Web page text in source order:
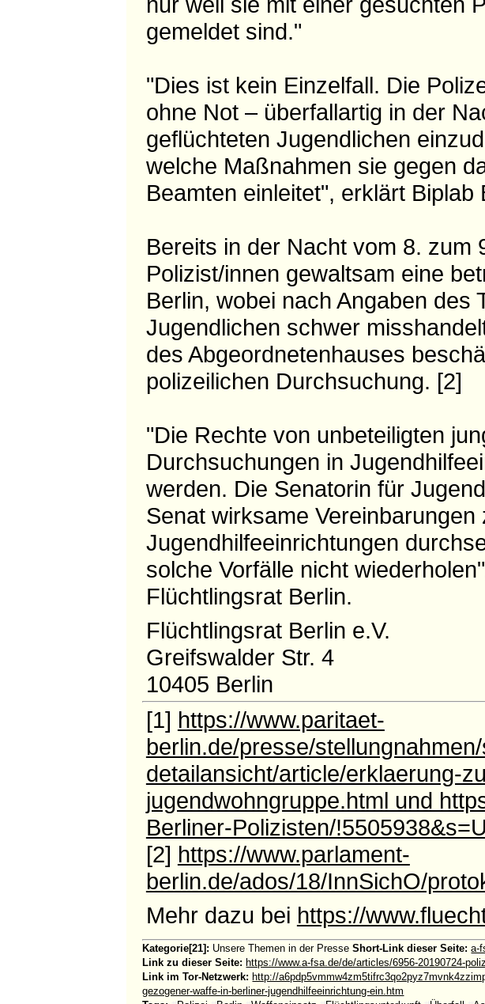
gemeldet sind."
"Dies ist kein Einzelfall. Die
ohne Not – überfallartig in der
geflüchteten Jugendlichen
welche Maßnahmen sie gegen
Beamten einleitet", erklärt
Bereits in der Nacht vom 8. zum
Polizist/innen gewaltsam eine
Berlin, wobei nach Angaben des
Jugendlichen schwer
des Abgeordnetenhauses
polizeilichen Durchsuchung. [2]
"Die Rechte von unbeteiligten
Durchsuchungen in
werden. Die Senatorin für
Senat wirksame
Jugendhilfeeinrichtungen
solche Vorfälle nicht
Flüchtlingsrat Berlin.
Flüchtlingsrat Berlin e.V.
Greifswalder Str. 4
10405 Berlin
[1] https://www.paritaet-
berlin.de/presse/
detailansicht/article/erklaerung-
jugendwohngruppe.html und
Berliner-Polizisten/
[2] https://www.parlament-
berlin.de/ados/18/InnSichO/
Mehr dazu bei https://
Kategorie[21]: Unsere Themen in der PresseShort-Link dieser Seite: a-
Link zu dieser Seite: https://www.a-fsa.de/de/articles/6956-20190724-
Link im Tor-Netzwerk: http://
gezogener-waffe-in-berliner-jugendhilfeeinrichtung-ein.htm